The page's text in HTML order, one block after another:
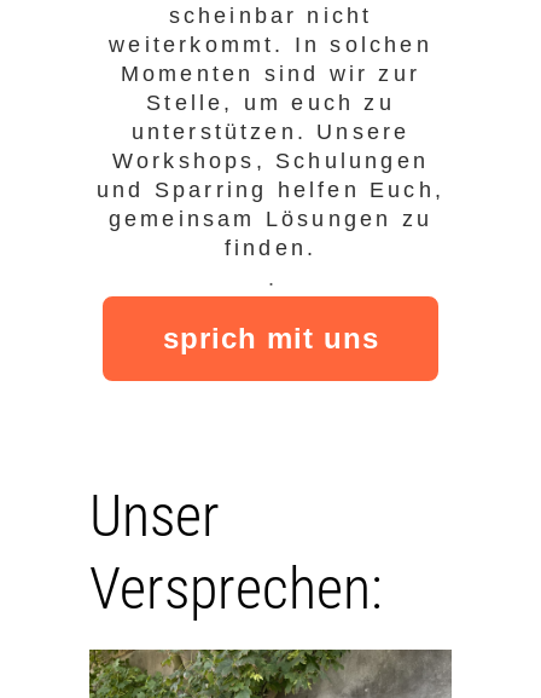
scheinbar nicht
weiterkommt. In solchen
Momenten sind wir zur
Stelle, um euch zu
unterstützen. Unsere
Workshops, Schulungen
und Sparring helfen Euch,
gemeinsam Lösungen zu
finden.
.
sprich mit uns
Unser
Versprechen: